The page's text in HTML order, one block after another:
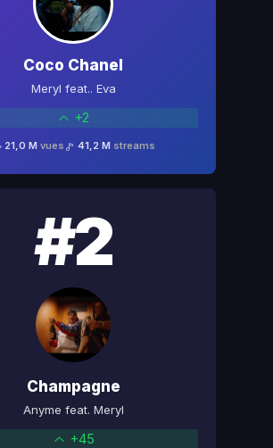
#2
Champagne
Anyme feat. Meryl
+45
Coco Chanel
Meryl feat.. Eva
+2
21,0 M vues 41,2 M streams